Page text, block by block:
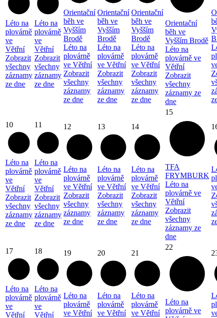
Léto na
plovárně
ve
Větřní
Zobrazit
všechny
záznamy
ze dne
Léto na
plovárně
ve
Větřní
Zobrazit
všechny
záznamy
ze dne
Orientační
běh ve
Vyšším
Brodě
Léto na
plovárně
ve Větřní
Zobrazit
všechny
záznamy
ze dne
Orientační
běh ve
Vyšším
Brodě
Léto na
plovárně
ve Větřní
Zobrazit
všechny
záznamy
ze dne
Orientační
běh ve
Vyšším
Brodě
Léto na
plovárně
ve Větřní
Zobrazit
všechny
záznamy
ze dne
Orientační
běh ve
Vyšším Brodě
Léto na
plovárně ve
Větřní
Zobrazit
všechny
záznamy ze
dne
10
Léto na
plovárně
ve
Větřní
Zobrazit
všechny
záznamy
ze dne
11
Léto na
plovárně
ve
Větřní
Zobrazit
všechny
záznamy
ze dne
12
Léto na
plovárně
ve Větřní
Zobrazit
všechny
záznamy
ze dne
13
Léto na
plovárně
ve Větřní
Zobrazit
všechny
záznamy
ze dne
14
Léto na
plovárně
ve Větřní
Zobrazit
všechny
záznamy
ze dne
15
TFA
FRYMBURK
Léto na
plovárně ve
Větřní
Zobrazit
všechny
záznamy ze
dne
17
Léto na
plovárně
ve
Větřní
18
Léto na
plovárně
ve
Větřní
19
Léto na
plovárně
ve Větřní
20
Léto na
plovárně
ve Větřní
21
Léto na
plovárně
ve Větřní
22
Léto na
plovárně ve